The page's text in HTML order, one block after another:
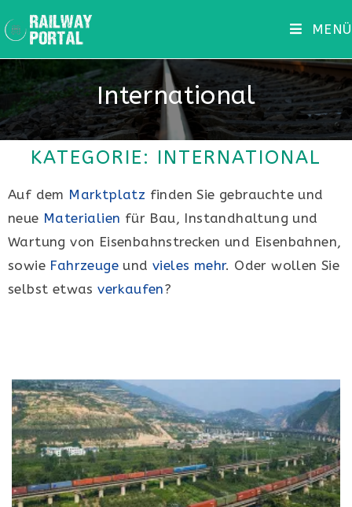
MENÜ
International
KATEGORIE: INTERNATIONAL
Auf dem Marktplatz finden Sie gebrauchte und
neue Materialien für Bau, Instandhaltung und
Wartung von Eisenbahnstrecken und Eisenbahnen,
sowie Fahrzeuge undvieles mehr. Oder wollen Sie
selbst etwasverkaufen?